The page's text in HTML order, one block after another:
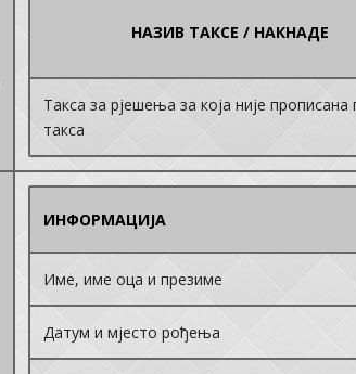
НАЗИВ ТАКСЕ / НАКНАДЕ
Такса за рјешења за која није прописана
такса
ИНФОРМАЦИЈА
Име, име оца и презиме
Датум и мјесто рођења